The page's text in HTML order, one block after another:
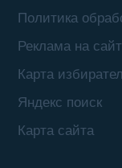
Политика
Реклама на
Карта
Яндекс поиск
Карта сайта